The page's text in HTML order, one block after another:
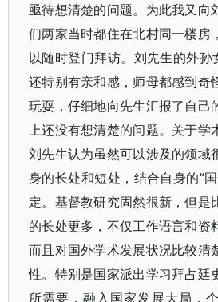
亟待想清楚的问题。为此我又向
们两家当时都住在北村同一楼房
以随时登门拜访。刘先生的外孙
还特别有亲和感，师母都感到奇
玩耍，仔细地向先生汇报了自己
上还没有想清楚的问题。关于学
刘先生认为虽然可以涉及的领域
身的长处和短处，结合自身的“
定。基督教研究固然很新，但是
的长处更多，不仅工作语言和资
而且对国外学术发展状况比较清
性。特别是国家派出学习拜占廷
所需要，融入国家发展大局，